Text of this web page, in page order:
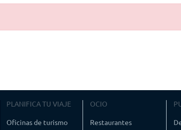
PLANIFICA TU VIAJE
Oficinas de turismo
OCIO
Restaurantes